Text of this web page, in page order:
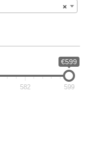
×
€599
582 599